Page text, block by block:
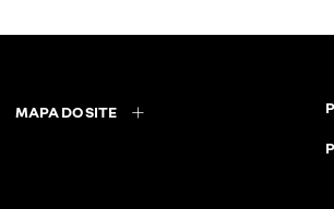
MAPA DO SITE